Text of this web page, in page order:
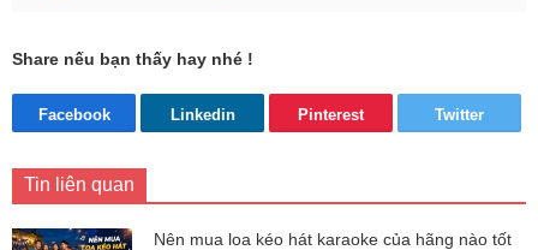
Share nếu bạn thấy hay nhé !
Facebook Linkedin Pinterest Twitter
Tin liên quan
Nên mua loa kéo hát karaoke của hãng nào tốt